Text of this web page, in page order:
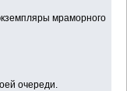
мраморного
очереди.